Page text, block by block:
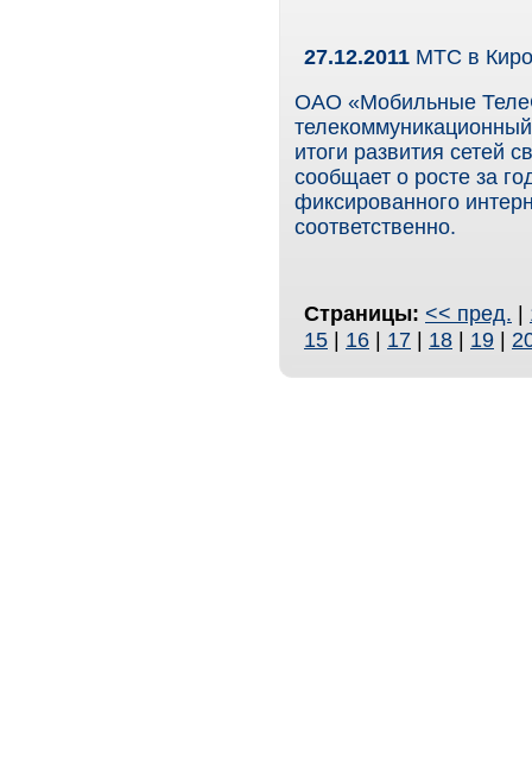
27.12.2011 МТС в
ОАО «Мобильные
итоги развития сетей
сообщает о росте за
фиксированного
соответственно.
Страницы: << пред. |
15 | 16 | 17 | 18 | 19 |